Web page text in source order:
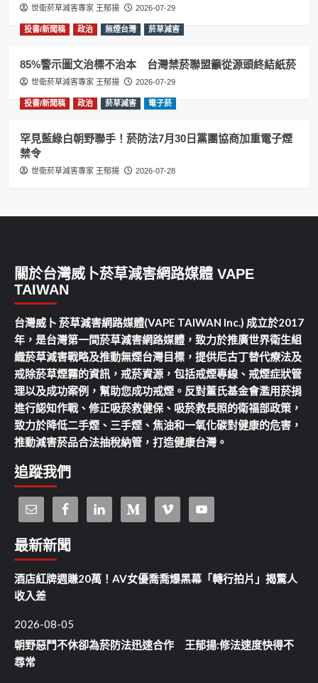
世衛菸草減害專家 王郁揚 2026-07-29
投書/新聞稿 政治 無煙台灣 菸草減害
85%警示圖文治標不治本 台灣禁菸聯盟籲從源頭終結紙菸
世衛菸草減害專家 王郁揚 2026-07-29
投書/新聞稿 政治 菸草減害 電子菸
罕見藍綠白朝野聯手！菸防法7月30日黨團協商加重電子煙
禁令
世衛菸草減害專家 王郁揚 2026-07-28
關於台灣威卜菸草減害網路媒體 VAPE
TAIWAN
台灣威卜 菸草減害網路媒體(VAPE TAIWAN Inc.) 成立於2017
年，是台灣第一間菸草減害網路媒體，致力於推廣世界衛生組
織菸草減害戰略及推動無煙台灣目標，提供尼古丁替代療法及
戒除菸草煙霧的資訊，戒菸資源，包括戒煙專線、戒煙症狀管
理以及成功案例，幫助您成功戒煙。反對董氏基金會濫用菸捐
進行認知作戰、修正吸菸救健保、吸菸救長照的衛福部政策，
致力於降低二手煙、三手煙、焦油和一氧化碳對健康的危害，
推動減害菸品合法抽稅納管，打造健康台灣。
追蹤我們
最新新聞
酒店紅牌週賺20萬！AV女優喬喬爆黑幕「轉行拍片」揭驚人
收入差
2026-08-05
朝野惡鬥不休卻為菸防法迅速合作 王郁揚:修法速度快得不
尋常